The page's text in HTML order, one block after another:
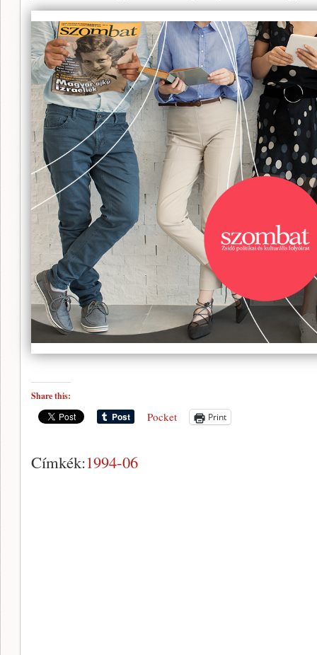
Share this:
Pocket Print
Címkék:1994-06